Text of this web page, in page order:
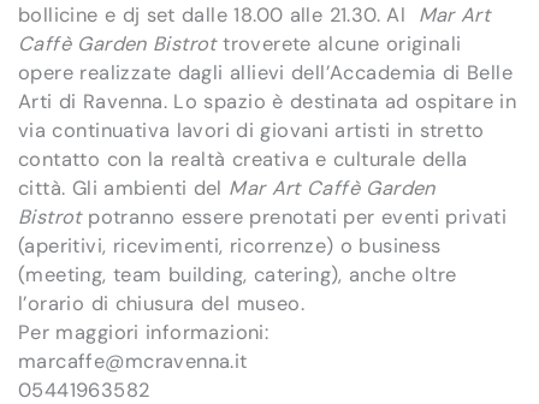
bollicine e dj set dalle 18.00 alle 21.30. Al Mar Art
Caffè Garden Bistrottroverete alcune originali
opere realizzate dagli allievi dell’Accademia di Belle
Arti di Ravenna. Lo spazio è destinata ad ospitare in
via continuativa lavori di giovani artisti in stretto
contatto con la realtà creativa e culturale della
città. Gli ambienti del Mar Art Caffè Garden
Bistrotpotranno essere prenotati per eventi privati
(aperitivi, ricevimenti, ricorrenze) o business
(meeting, team building, catering), anche oltre
l’orario di chiusura del museo.
Per maggiori informazioni:
marcaffe@mcravenna.it
05441963582